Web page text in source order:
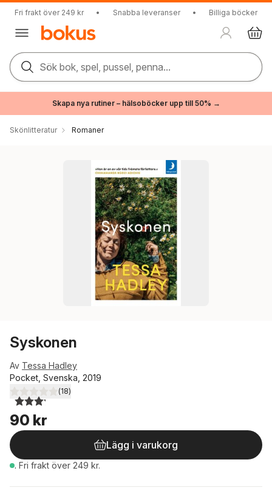
Fri frakt över 249 kr • Snabba leveranser • Billiga böcker
Sök bok, spel, pussel, penna...
Skapa nya rutiner – hälsoböcker upp till 50% →
Skönlitteratur Romaner
Syskonen
Av Tessa Hadley
Pocket, Svenska, 2019
3,2utav 5 stjärnor. Totalt antal röster:
(18)
90 kr
Lägg i varukorg
. Fri frakt över 249 kr.